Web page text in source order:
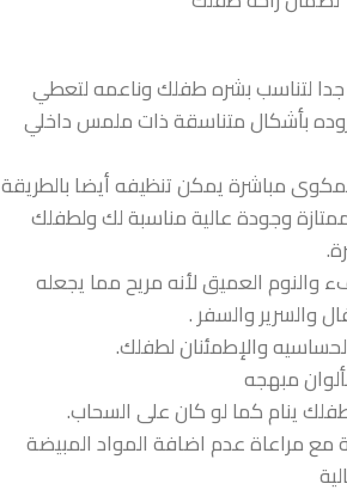
جدا لتناسب بشره طفلك وناعمه لتعطي
بأشكال متناسقة ذات ملمس داخلي
مباشرة يمكن تنظيفه أيضا بالطريقة
وجودة عالية مناسبة لك ولطفلك
العميق لأنه مريح مما يجعله
والسرير والسفر .
والإطمئنان لطفلك.
مبهجه
ينام كما لو كان على السحاب.
مراعاة عدم اضافة المواد المبيضة